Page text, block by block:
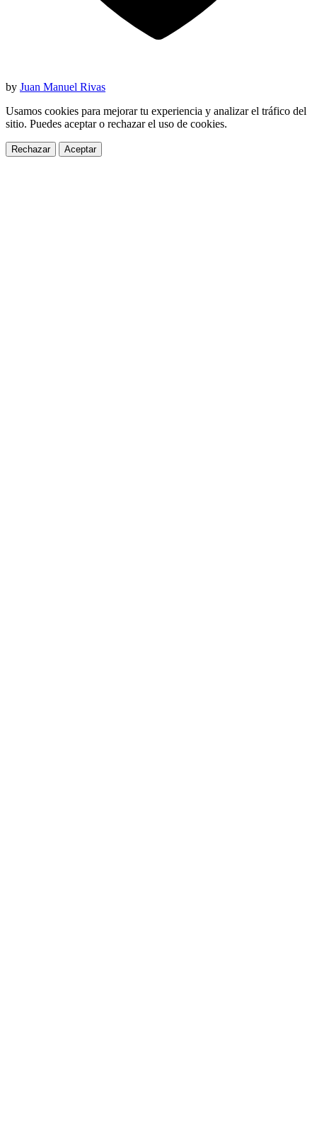
by Juan Manuel Rivas
Usamos cookies para mejorar tu experiencia y analizar el tráfico del
sitio. Puedes aceptar o rechazar el uso de cookies.
Rechazar Aceptar